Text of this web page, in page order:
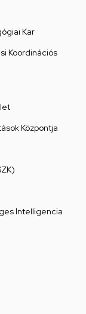
Kar
Koordinációs
Központja
Intelligencia